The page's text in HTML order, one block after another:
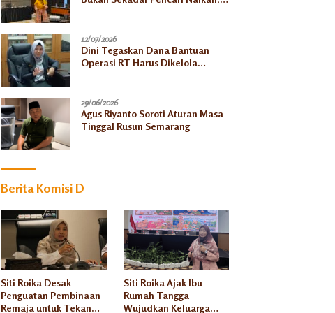
12/07/2026
Dini Tegaskan Dana Bantuan
Operasi RT Harus Dikelola
29/06/2026
Agus Riyanto Soroti Aturan Masa
Tinggal Rusun Semarang
Berita Komisi D
Siti Roika Desak
Penguatan Pembinaan
Remaja untuk Tekan
Siti Roika Ajak Ibu
Rumah Tangga
Wujudkan Keluarga